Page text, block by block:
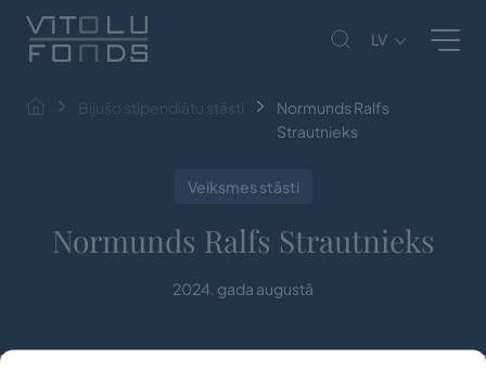
LV
Bijušo stipendiātu stāsti
Normunds Ralfs
Strautnieks
Veiksmes stāsti
Normunds Ralfs Strautnieks
2024. gada augustā